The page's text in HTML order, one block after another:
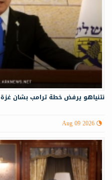
نتنياهو يرفض خطة ترامب بشان غزة
Aug 09 2026